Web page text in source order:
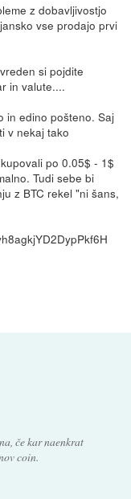
z dobavljivostjo
vse prodajo prvi
si pojdite
in valute....
in edino pošteno. Saj
v nekaj tako
po 0.05$ - 1$
Tudi sebe bi
z BTC rekel "ni šans,
če kar naenkrat
coin.